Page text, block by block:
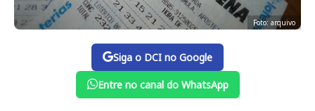
Foto: arquivo
Siga o DCI no Google
Entre no canal do WhatsApp